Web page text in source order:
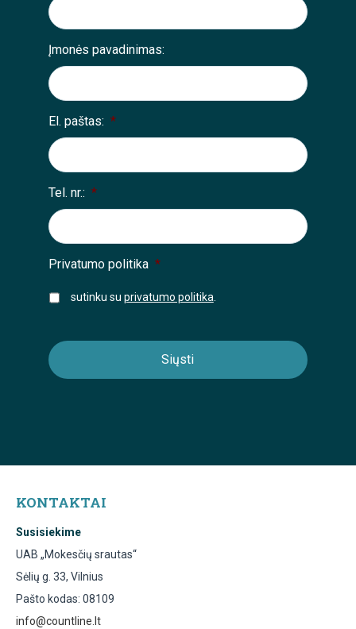
Įmonės pavadinimas:
El. paštas: *
Tel. nr.: *
Privatumo politika *
sutinku su privatumo politika
KONTAKTAI
Susisiekime
UAB „Mokesčių srautas“
Sėlių g. 33, Vilnius
Pašto kodas: 08109
info@countline.lt